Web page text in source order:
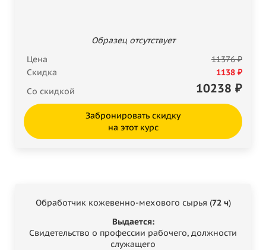
Образец отсутствует
Цена
11376 ₽
Скидка
1138 ₽
Со скидкой
10238 ₽
Забронировать скидку
на этот курс
Обработчик кожевенно-мехового сырья (72 ч)
Выдается:
Свидетельство о профессии рабочего, должности
служащего